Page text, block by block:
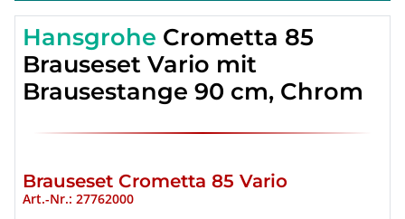
Hansgrohe Crometta 85
Brauseset Vario mit
Brausestange 90 cm, Chrom
Brauseset Crometta 85 Vario
Art.-Nr.: 27762000